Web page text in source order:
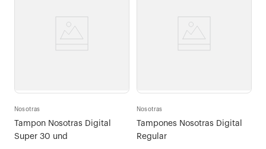
Nosotras
Tampon Nosotras Digital
Super 30 und
Nosotras
Tampones Nosotras Digital
Regular